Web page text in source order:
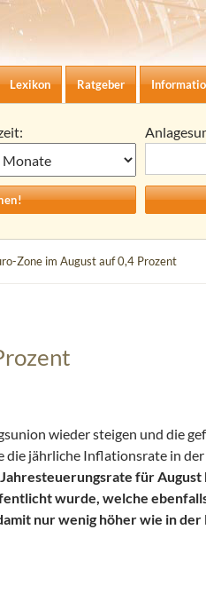
Lexikon Ratgeber
Zone im August auf 0,4 Prozent
wieder steigen und die
die jährliche Inflationsrate in
für August
wurde, welche
nur wenig höher wie in der